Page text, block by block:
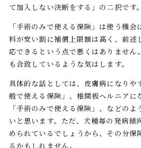
て加入しない決断をする」の二択です。
「手術のみで使える保険」は使う機
料が安い割に補償上限額は高く、前述
応できるという点で悪くはありません
も合致しているような気はします。
具体的な話としては、皮膚病になりや
般で使える保険」、椎間板ヘルニアに
「手術のみで使える保険」、などの
いと思います。ただ、犬種毎の発病傾
められているでしょうから、その分保
るかもしれません。